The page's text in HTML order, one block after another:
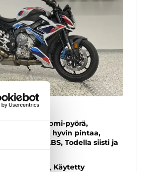
Suomi-pyörä,
Renkaissa hyvin pintaa,
ABS, Todella siisti ja
Käytetty